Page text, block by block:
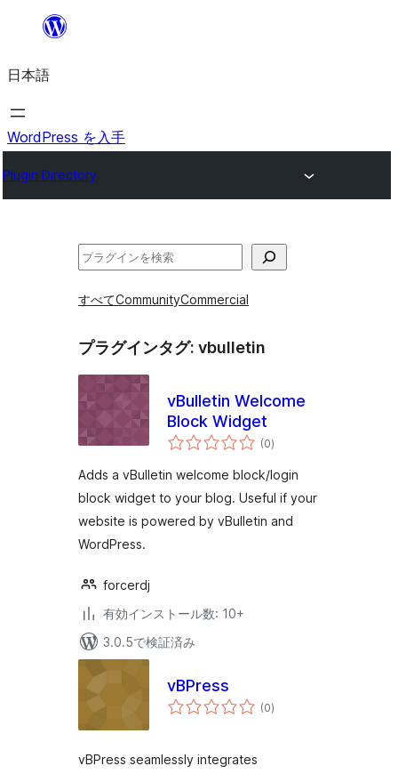
を
ス
キ
プ
日本語
WordPress を入手
Plugin Directory
検
すべてCommunityCommercial
プラグインタグ: vbulletin
vBulletin Welcome
Block Widget
(0個
の
価
)
Adds a vBulletin welcome block/login
block widget to your blog. Useful if your
website is powered by vBulletin and
WordPress.
forcerdj
有効インストール数: 10+
3.0.5で検証済み
vBPress
(0個
の)
vBPress seamlessly integrates